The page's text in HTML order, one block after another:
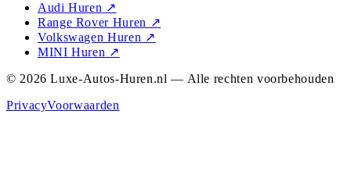
Audi Huren ↗
Range Rover Huren ↗
Volkswagen Huren ↗
MINI Huren ↗
© 2026 Luxe-Autos-Huren.nl — Alle rechten voorbehouden
PrivacyVoorwaarden